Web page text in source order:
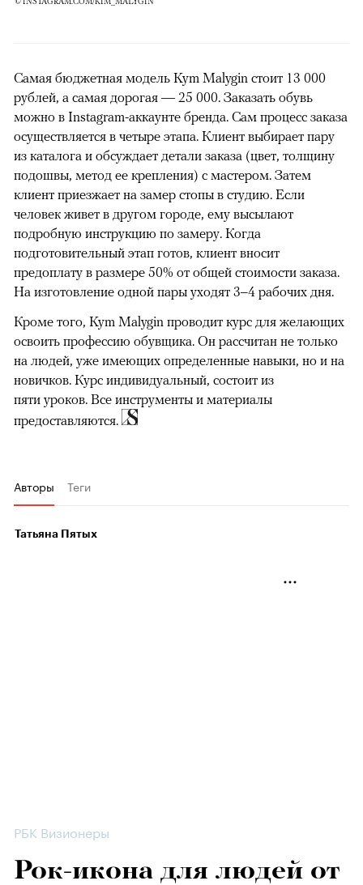
Самая бюджетная модель Kym Malygin стоит 13 000
рублей, а самая дорогая — 25 000. Заказать обувь
можно в Instagram-аккаунте бренда. Сам процесс заказа
осуществляется в четыре этапа. Клиент выбирает пару
из каталога и обсуждает детали заказа (цвет, толщину
подошвы, метод ее крепления) с мастером. Затем
клиент приезжает на замер стопы в студию. Если
человек живет в другом городе, ему высылают
подробную инструкцию по замеру. Когда
подготовительный этап готов, клиент вносит
предоплату в размере 50% от общей стоимости заказа.
На изготовление одной пары уходят 3–4 рабочих дня.
Кроме того, Kym Malygin проводит курс для желающих
освоить профессию обувщика. Он рассчитан не только
на людей, уже имеющих определенные навыки, но и на
новичков. Курс индивидуальный, состоит из
пяти уроков. Все инструменты и материалы
предоставляются.
Авторы Теги
Татьяна Пятых
РБК Визионеры
Рок-икона для людей от